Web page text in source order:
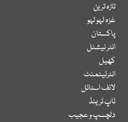
تازہ ترین
غزہ لہو لہو
پاکستان
انٹر نیشنل
کھیل
انٹرٹینمنٹ
لائف اسٹائل
ٹاپ ٹرینڈ
دلچسپ و عجیب